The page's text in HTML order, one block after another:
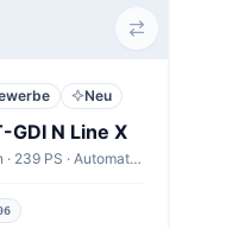
Neu
GDI N Line X
Kompaktwagen · Benzin · 239 PS · Automatik · 6,5 l/100km